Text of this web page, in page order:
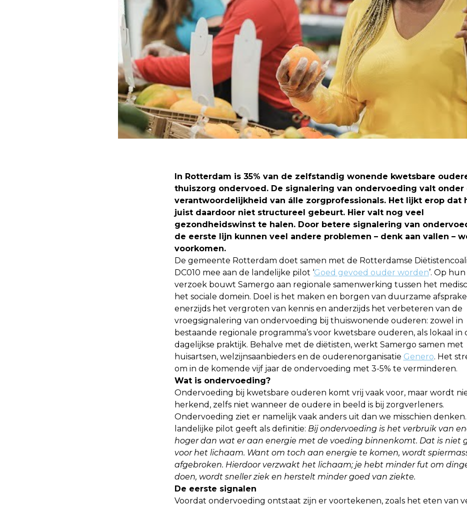
In Rotterdam is 35% van de zelfstandig wonende kwetsbare
thuiszorg ondervoed. De signalering van ondervoeding valt onder
verantwoordelijkheid van álle zorgprofessionals. Het lijkt erop dat
juist daardoor niet structureel gebeurt. Hier valt nog veel
gezondheidswinst te halen. Door betere signalering van
de eerste lijn kunnen veel andere problemen – denk aan vallen –
voorkomen.
De gemeente Rotterdam doet samen met de Rotterdamse
DC010 mee aan de landelijke pilot ‘Goed gevoed ouder worden’. Op hun
verzoek bouwt Samergo aan regionale samenwerking tussen het
het sociale domein. Doel is het maken en borgen van duurzame
enerzijds het vergroten van kennis en anderzijds het verbeteren van de
vroegsignalering van ondervoeding bij thuiswonende ouderen: zowel in
bestaande regionale programma’s voor kwetsbare ouderen, als lokaal in
dagelijkse praktijk. Behalve met de diëtisten, werkt Samergo samen met
huisartsen, welzijnsaanbieders en de ouderenorganisatie Genero. Het
om in de komende vijf jaar de ondervoeding met 3-5% te verminderen.
Wat is ondervoeding?
Ondervoeding bij kwetsbare ouderen komt vrij vaak voor, maar wordt
herkend, zelfs niet wanneer de oudere in beeld is bij zorgverleners.
Ondervoeding ziet er namelijk vaak anders uit dan we misschien
landelijke pilot geeft als definitie: Bij ondervoeding is het verbruik van
hoger dan wat er aan energie met de voeding binnenkomt. Dat is niet
voor het lichaam. Want om toch aan energie te komen, wordt
afgebroken. Hierdoor verzwakt het lichaam; je hebt minder fut om
doen, wordt sneller ziek en herstelt minder goed van ziekte.
De eerste signalen
Voordat ondervoeding ontstaat zijn er voortekenen, zoals het eten van